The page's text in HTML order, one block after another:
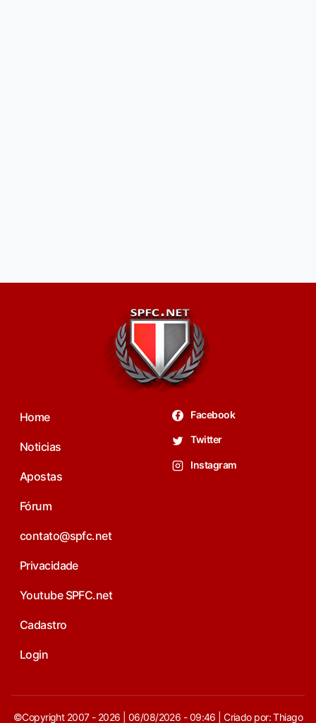
Home
Noticias
Apostas
Fórum
contato@spfc.net
Privacidade
Youtube SPFC.net
Cadastro
Login
Facebook
Twitter
Instagram
©Copyright 2007 - 2026 | 06/08/2026 - 09:46 | Criado por: Thiago